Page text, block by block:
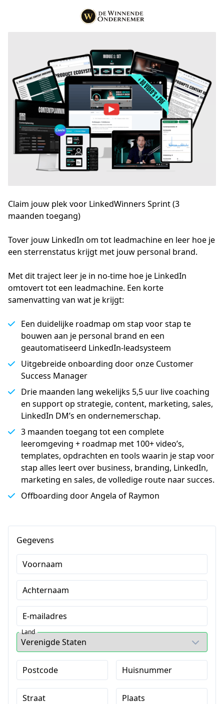
Claim jouw plek voor LinkedWinners Sprint (3
maanden toegang)
Tover jouw LinkedIn om tot leadmachine en leer hoe je
een sterrenstatus krijgt met jouw personal brand.
Met dit traject leer je in no-time hoe je LinkedIn
omtovert tot een leadmachine. Een korte
samenvatting van wat je krijgt:
Een duidelijke roadmap om stap voor stap te
bouwen aan je personal brand en een
geautomatiseerd LinkedIn-leadsysteem
Uitgebreide onboarding door onze Customer
Success Manager
Drie maanden lang wekelijks 5,5 uur live coaching
en support op strategie, content, marketing, sales,
LinkedIn DM’s en ondernemerschap.
3 maanden toegang tot een complete
leeromgeving + roadmap met 100+ video’s,
templates, opdrachten en tools waarin je stap voor
stap alles leert over business, branding, LinkedIn,
marketing en sales, de volledige route naar succes.
Offboarding door Angela of Raymon
Gegevens
Voornaam
Achternaam
E-mailadres
Land
Postcode Huisnummer
Straat Plaats